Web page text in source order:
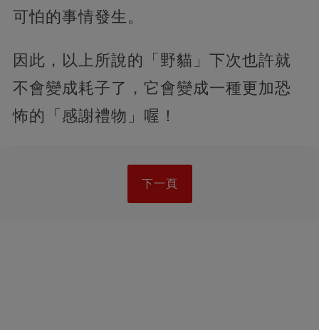
可怕的事情發生。
因此，以上所說的「野貓」下次也許就
不會變成耗子了，它會變成一種更加恐
怖的「感謝禮物」喔！
下一頁